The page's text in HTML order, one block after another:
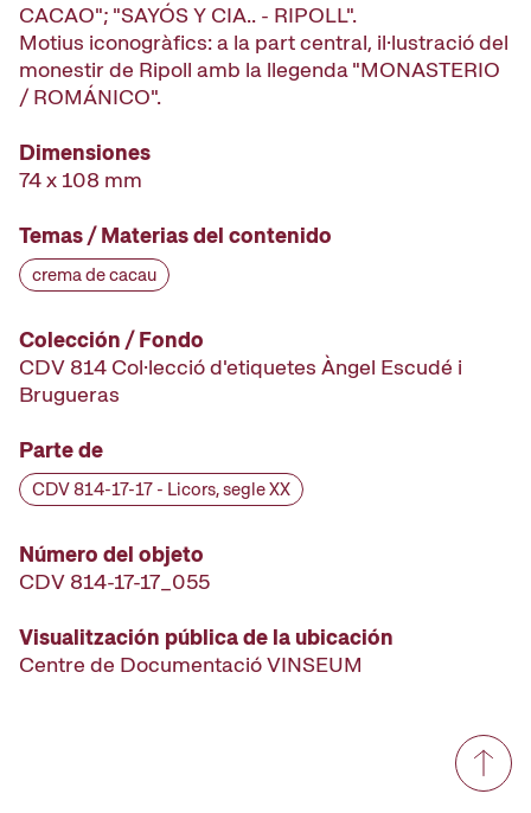
CACAO"; "SAYÓS Y CIA.. - RIPOLL".
Motius iconogràfics: a la part central, il·lustració del
monestir de Ripoll amb la llegenda "MONASTERIO
/ ROMÁNICO".
Dimensiones
74 x 108 mm
Temas / Materias del contenido
crema de cacau
Colección / Fondo
CDV 814 Col·lecció d'etiquetes Àngel Escudé i
Brugueras
Parte de
CDV 814-17-17 - Licors, segle XX
Número del objeto
CDV 814-17-17_055
Visualitzación pública de la ubicación
Centre de Documentació VINSEUM